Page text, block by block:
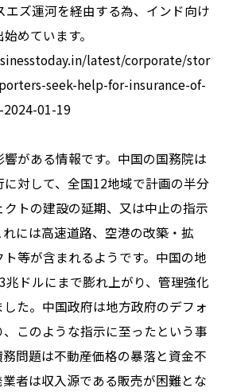
エズ運河を経由する為、インド向け
めています。
latest/corporate/stor
seek-help-for-insurance-of-
01-19
がある情報です。中国の国務院は
対して、全国12地域で計画の半分
トの建設の延期、又は中止の指示
には高速道路、空港の改築・拡
等が含まれるようです。中国の地
兆ドルにまで膨れ上がり、管理強化
た。中国政府は地方政府のデフォ
このような指示に至ったという事
問題は不動産価格の暴落と資金不
者は収入源である販売が困難とな